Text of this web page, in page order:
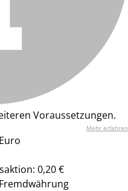
Voraussetzungen.
Mehr erfahren
0,20 €